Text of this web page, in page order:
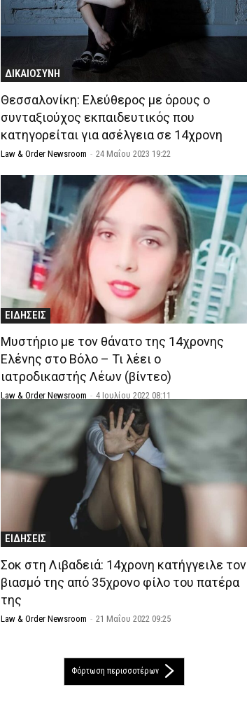
ΔΙΚΑΙΟΣΥΝΗ
Θεσσαλονίκη: Ελεύθερος με όρους ο
συνταξιούχος εκπαιδευτικός που
κατηγορείται για ασέλγεια σε 14χρονη
Law & Order Newsroom - 24 Μαΐου 2023 19:22
ΕΙΔΗΣΕΙΣ
Μυστήριο με τον θάνατο της 14χρονης
Ελένης στο Βόλο – Τι λέει ο
ιατροδικαστής Λέων (βίντεο)
Law & Order Newsroom - 4 Ιουλίου 2022 08:11
ΕΙΔΗΣΕΙΣ
Σοκ στη Λιβαδειά: 14χρονη κατήγγειλε τον
βιασμό της από 35χρονο φίλο του πατέρα
της
Law & Order Newsroom - 21 Μαΐου 2022 09:25
Φόρτωση περισσοτέρων